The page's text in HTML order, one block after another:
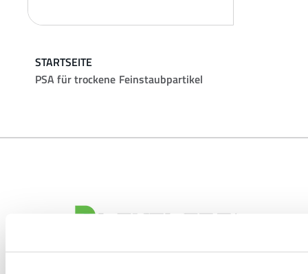
STARTSEITE
PSA für trockene Feinstaubpartikel